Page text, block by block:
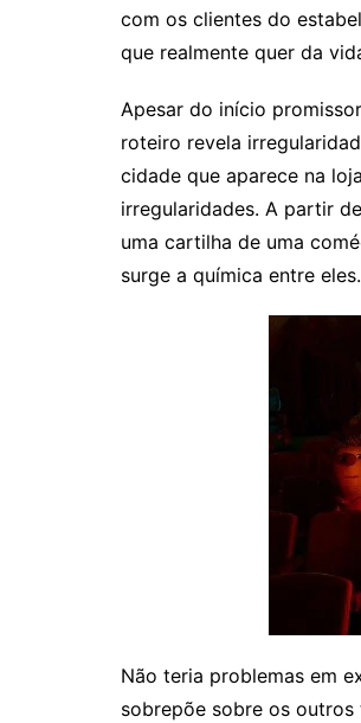
com os clientes do
que realmente quer da
Apesar do início
roteiro revela
cidade que aparece na
irregularidades. A partir
uma cartilha de uma
surge a química entre eles.
Não teria problemas em
sobrepõe sobre os outros